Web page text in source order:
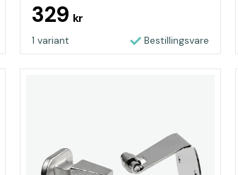
329 kr
1 variant Bestillingsvare